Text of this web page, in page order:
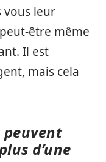
vous leur
être même
Il est
mais cela
peuvent
d’une